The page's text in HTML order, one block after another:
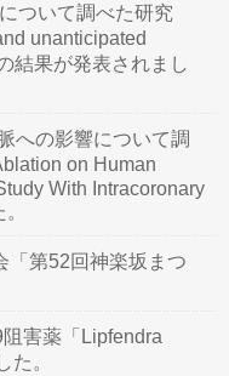
ついて調べた研究
unanticipated
結果が発表されまし
への影響について調
on Human
With Intracoronary
「第52回神楽坂まつ
害薬「Lipfendra
た。